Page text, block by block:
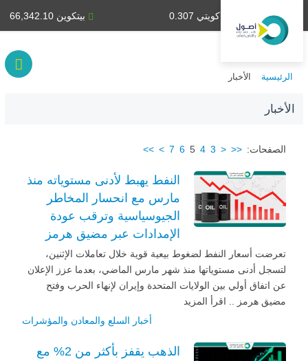
بيتكوين 66,342.10 دينار كويتي 0.307
الرئيسية الأخبار
الأخبار
الصفحات: <<
<
3
4
5
6
7
>
>>
النفط يهبط لأدنى مستوياته منذ
مارس مع انحسار المخاطر
الجيوسياسية وترقب عودة
الإمدادات عبر مضيق هرمز
تعرضت أسعار النفط لضغوط بيعية قوية خلال تعاملات الإثنين،
لتسجل أدنى مستوياتها منذ شهر مارس الماضي، بعدما عزز الإعلان
عن اتفاق أولي بين الولايات المتحدة وإيران لإنهاء الحرب وفتح
مضيق هرمز .. اقرأ المزيد
أخبار السلع والمعادن والمؤشرات
الذهب يقفز بأكثر من 2% مع